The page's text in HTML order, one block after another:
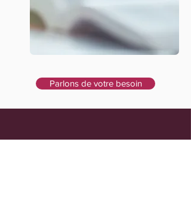
Parlons de votre besoin
Pages les plus consultées